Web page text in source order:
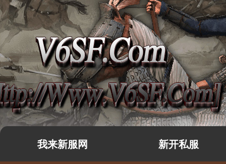
我来新服网 新开私服